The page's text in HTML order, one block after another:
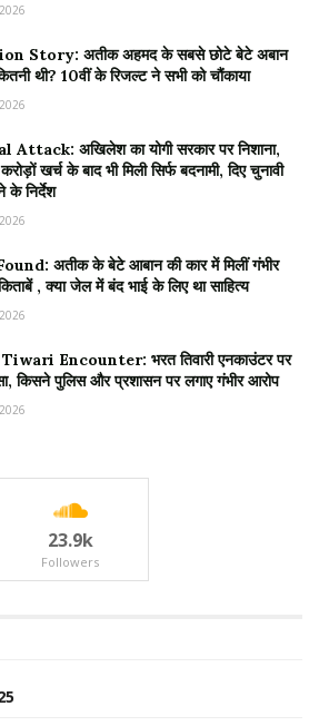
Story: अतीक अहमद के सबसे छोटे बेटे अबान
थी? 10वीं के रिजल्ट ने सभी को चौंकाया
अखिलेश का योगी सरकार पर निशाना,
खर्च के बाद भी मिली सिर्फ बदनामी, दिए चुनावी
के निर्देश
अतीक के बेटे आबान की कार में मिलीं गंभीर
, क्या जेल में बंद भाई के लिए था साहित्य
Encounter: भरत तिवारी एनकाउंटर पर
किसने पुलिस और प्रशासन पर लगाए गंभीर आरोप
23.9k
Followers